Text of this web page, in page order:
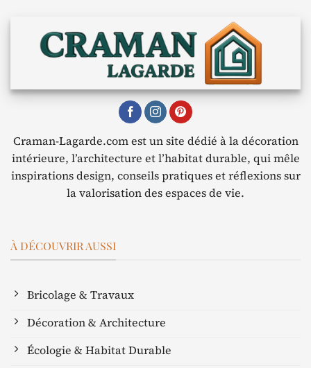
Craman-Lagarde.com est un site dédié à la décoration
intérieure, l’architecture et l’habitat durable, qui mêle
inspirations design, conseils pratiques et réflexions sur
la valorisation des espaces de vie.
À DÉCOUVRIR AUSSI
Bricolage & Travaux
Décoration & Architecture
Écologie & Habitat Durable